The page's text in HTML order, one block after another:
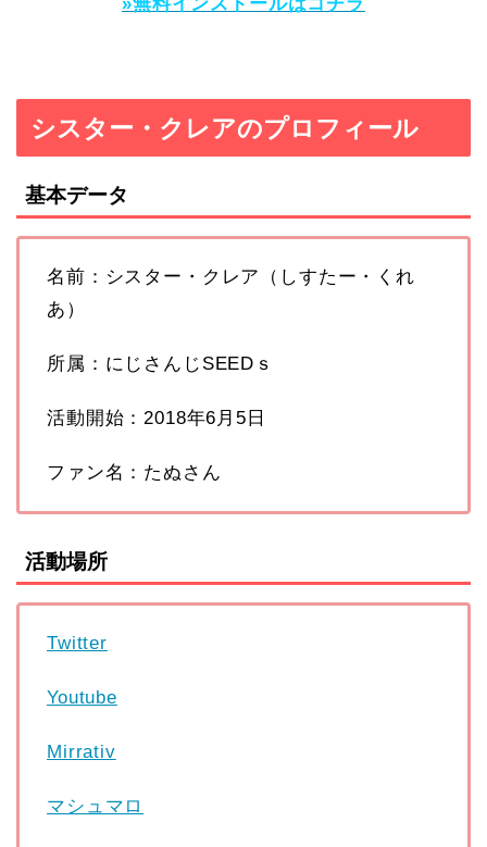
シスター・クレアのプロフィール
基本データ
名前：シスター・クレア（しすたー・くれ
あ）
所属：にじさんじSEEDｓ
活動開始：2018年6月5日
ファン名：たぬさん
活動場所
Twitter
Youtube
Mirrativ
マシュマロ